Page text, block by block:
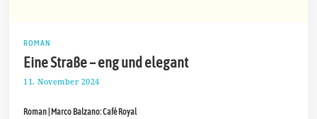
ROMAN
Eine Straße – eng und elegant
11. November 2024
N
Roman | Marco Balzano: Café Royal